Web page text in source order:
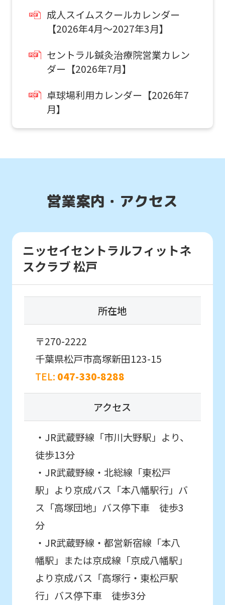
成人スイムスクールカレンダー
【2026年4月～2027年3月】
セントラル鍼灸治療院営業カレン
ダー【2026年7月】
卓球場利用カレンダー【2026年7
月】
営業案内・アクセス
ニッセイセントラルフィットネ
スクラブ 松戸
所在地
〒270-2222
千葉県松戸市高塚新田123-15
TEL: 047-330-8288
アクセス
・JR武蔵野線「市川大野駅」より、
徒歩13分
・JR武蔵野線・北総線「東松戸
駅」より京成バス「本八幡駅行」バ
ス「高塚団地」バス停下車 徒歩3
分
・JR武蔵野線・都営新宿線「本八
幡駅」または京成線「京成八幡駅」
より京成バス「高塚行・東松戸駅
行」バス停下車 徒歩3分
translation
service,
Japanese
version
this
so
may
not
an
accurate
translation.
The
may
differ
from
the
original
content.
ask
that
you
understand
this
before
using
体験申込
スクール入会を検討していて、